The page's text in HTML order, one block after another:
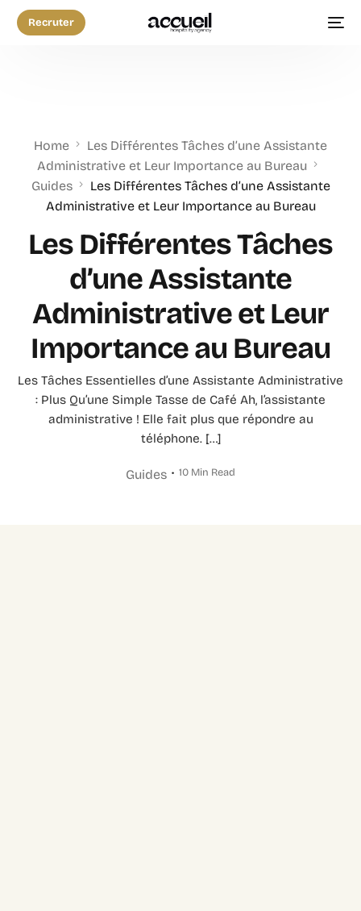
Recruter
Home
Les Différentes Tâches d’une Assistante
Administrative et Leur Importance au Bureau
Guides
Les Différentes Tâches d’une Assistante
Administrative et Leur Importance au Bureau
Les Différentes Tâches
d’une Assistante
Administrative et Leur
Importance au Bureau
Les Tâches Essentielles d’une Assistante Administrative
: Plus Qu’une Simple Tasse de Café Ah, l’assistante
administrative ! Elle fait plus que répondre au
téléphone. […]
Guides 10 Min Read